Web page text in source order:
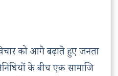
को आगे बढ़ाते हुए जनता
के बीच एक सामाजि